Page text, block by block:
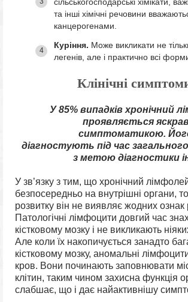
та інші хімічні речовини
канцерогенами.
Куріння. Може викликати не
легенів, але і практично всі
Клінічні
У 85% випадків хронічний
проявляється
симптоматикою.
діагностують під час загального
з метою діагностики
У зв’язку з тим, що хронічний
безпосередньо на внутрішні органи,
розвитку він не виявляє жодних ознак
Патологічні лімфоцити довгий час
кістковому мозку і не викликають
Але коли їх накопичується занадто
кістковому мозку, аномальні
кров. Вони починають заповнювати
клітин, таким чином захисна функція
слабшає, що і дає найактивнішу